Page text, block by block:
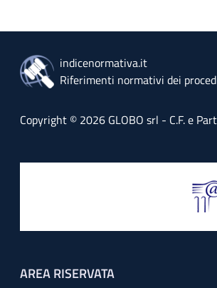
indicenormativa.it
Riferimenti normativi dei
Copyright © 2026 GLOBO srl - C.F. e
AREA RISERVATA